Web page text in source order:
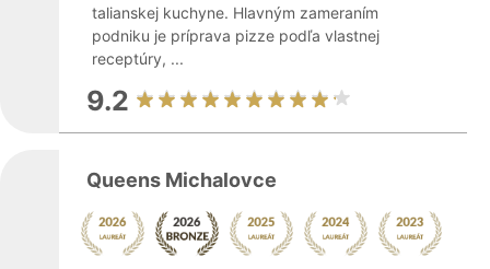
talianskej kuchyne. Hlavným zameraním
podniku je príprava pizze podľa vlastnej
receptúry, ...
9.2
Queens Michalovce